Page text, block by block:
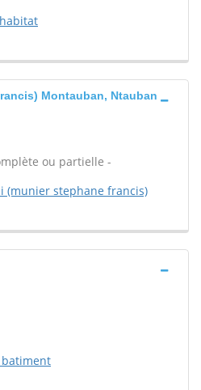
Montauban, Ntauban
ou partielle -
(munier stephane francis)